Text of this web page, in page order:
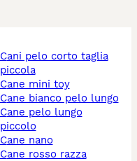
cani pelo corto taglia
piccola
cane mini toy
cane bianco pelo lungo
cane pelo lungo
piccolo
cane nano
cane rosso razza